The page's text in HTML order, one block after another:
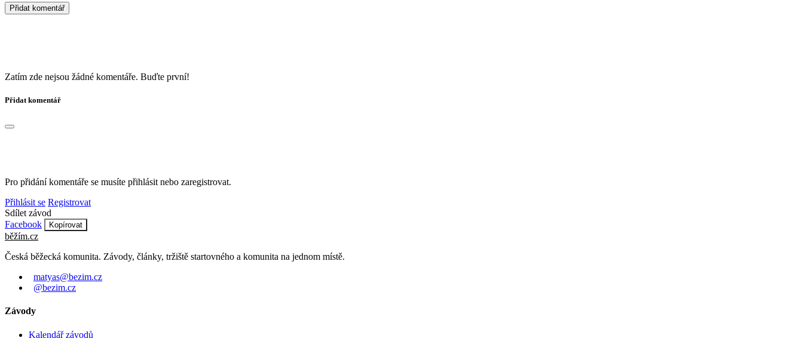
Přidat komentář
Zatím zde nejsou žádné komentáře. Buďte první!
Přidat komentář
Pro přidání komentáře se musíte přihlásit nebo zaregistrovat.
Přihlásit se Registrovat
Sdílet závod
Facebook
Kopírovat
běžím.cz
Česká běžecká komunita. Závody, články, tržiště startovného a komunita na jednom místě.
matyas@bezim.cz
@bezim.cz
Závody
Kalendář závodů